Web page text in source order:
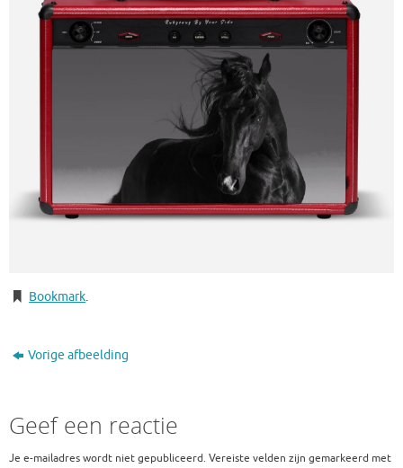
Bookmark.
Vorige afbeelding
Geef een reactie
Je e-mailadres wordt niet gepubliceerd. Vereiste velden zijn gemarkeerd met